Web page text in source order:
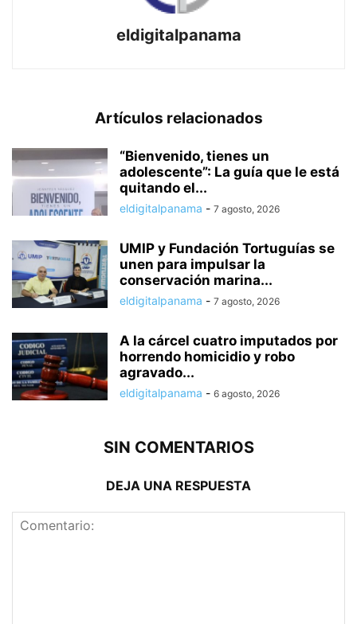
eldigitalpanama
Artículos relacionados
“Bienvenido, tienes un
adolescente”: La guía que le está
quitando el...
eldigitalpanama - 7 agosto, 2026
UMIP y Fundación Tortuguías se
unen para impulsar la
conservación marina...
eldigitalpanama - 7 agosto, 2026
A la cárcel cuatro imputados por
horrendo homicidio y robo
agravado...
eldigitalpanama - 6 agosto, 2026
SIN COMENTARIOS
DEJA UNA RESPUESTA